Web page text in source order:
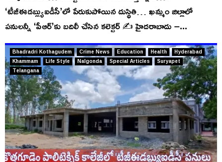
‘టీజీఈడబ్ల్యుఐడీసీ’లో పేరుకుపోయిన దుస్థితి… ఖమ్మం జిల్లాలో
పనులన్నీ ‘పీఆర్’కు బదిలీ చేసిన కలెక్టర్ ✍️ హైదరాబాదు –...
Bhadradri Kothagudem Crime News Education Health
Hyderabad
Khammam
Life Style Nalgonda Special Articles
Suryapet
Telangana